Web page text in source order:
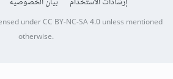
underCC BY-NC-SA 4.0unless mentioned
otherwise.